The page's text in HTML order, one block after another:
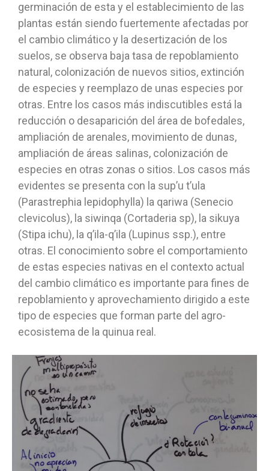
germinación de esta y el establecimiento de las
plantas están siendo fuertemente afectadas por
el cambio climático y la desertización de los
suelos, se observa baja tasa de repoblamiento
natural, colonización de nuevos sitios, extinción
de especies y reemplazo de unas especies por
otras. Entre los casos más indiscutibles está la
reducción o desaparición del área de bofedales,
ampliación de arenales, movimiento de dunas,
ampliación de áreas salinas, colonización de
especies en otras zonas o sitios. Los casos más
evidentes se presenta con la sup’u t’ula
(Parastrephia lepidophylla) la qariwa (Senecio
clevicolus), la siwinqa (Cortaderia sp), la sikuya
(Stipa ichu), la q’ila-q’ila (Lupinus ssp.), entre
otras. El conocimiento sobre el comportamiento
de estas especies nativas en el contexto actual
del cambio climático es importante para fines de
repoblamiento y aprovechamiento dirigido a este
tipo de especies que forman parte del agro-
ecosistema de la quinua real.